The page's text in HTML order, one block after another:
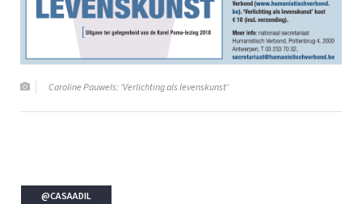
Caroline Pauwels: 'Verlichting als levenskunst'
@CASAADIL